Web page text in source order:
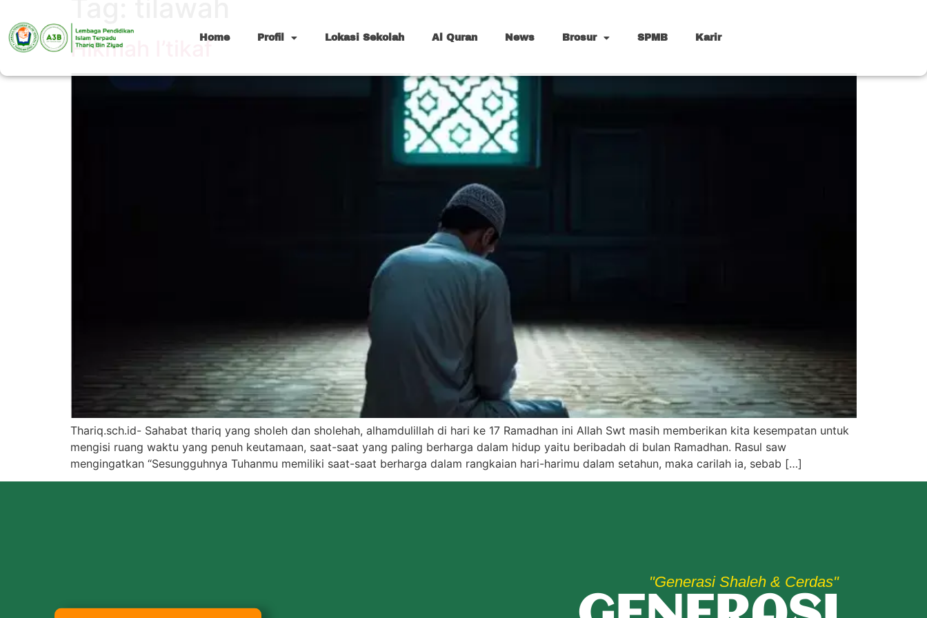
Home Profil Lokasi Sekolah Al Quran News Brosur SPMB Karir
Hikmah I’tikaf
Thariq.sch.id- Sahabat thariq yang sholeh dan sholehah, alhamdulillah di hari ke 17 Ramadhan ini Allah Swt masih memberikan kita kesempatan untuk
mengisi ruang waktu yang penuh keutamaan, saat-saat yang paling berharga dalam hidup yaitu beribadah di bulan Ramadhan. Rasul saw
mengingatkan “Sesungguhnya Tuhanmu memiliki saat-saat berharga dalam rangkaian hari-harimu dalam setahun, maka carilah ia, sebab […]
"Generasi Shaleh & Cerdas"